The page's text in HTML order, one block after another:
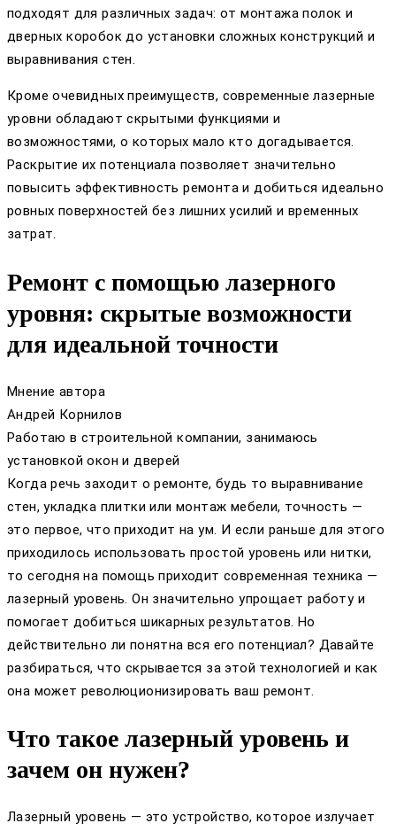
подходят для различных задач: от монтажа полок и
дверных коробок до установки сложных конструкций и
выравнивания стен.
Кроме очевидных преимуществ, современные лазерные
уровни обладают скрытыми функциями и
возможностями, о которых мало кто догадывается.
Раскрытие их потенциала позволяет значительно
повысить эффективность ремонта и добиться идеально
ровных поверхностей без лишних усилий и временных
затрат.
Ремонт с помощью лазерного
уровня: скрытые возможности
для идеальной точности
Мнение автора
Андрей Корнилов
Работаю в строительной компании, занимаюсь
установкой окон и дверей
Когда речь заходит о ремонте, будь то выравнивание
стен, укладка плитки или монтаж мебели, точность —
это первое, что приходит на ум. И если раньше для этого
приходилось использовать простой уровень или нитки,
то сегодня на помощь приходит современная техника —
лазерный уровень. Он значительно упрощает работу и
помогает добиться шикарных результатов. Но
действительно ли понятна вся его потенциал? Давайте
разбираться, что скрывается за этой технологией и как
она может революционизировать ваш ремонт.
Что такое лазерный уровень и
зачем он нужен?
Лазерный уровень — это устройство, которое излучает